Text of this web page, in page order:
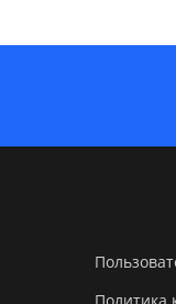
Политика